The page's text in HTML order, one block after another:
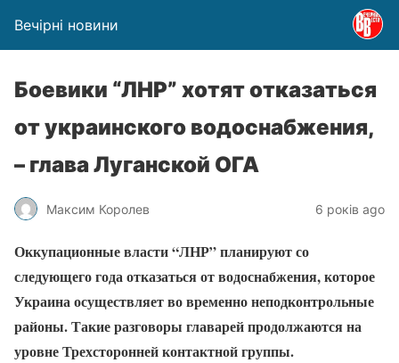
Вечірні новини
Боевики “ЛНР” хотят отказаться
от украинского водоснабжения,
– глава Луганской ОГА
Максим Королев 6 років ago
Оккупационные власти “ЛНР” планируют со
следующего года отказаться от водоснабжения, которое
Украина осуществляет во временно неподконтрольные
районы. Такие разговоры главарей продолжаются на
уровне Трехсторонней контактной группы.